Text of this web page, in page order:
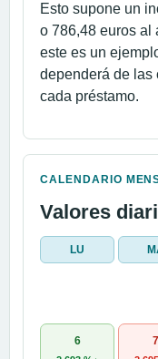
Esto supone un
o 786,48 euros al
este es un
dependerá de las
cada préstamo.
CALENDARIO
Valores
LU
6 7